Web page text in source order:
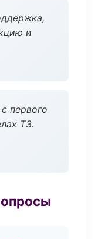
и
первого
ТЗ.